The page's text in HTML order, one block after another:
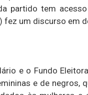
partido tem
fez um discurso em
e o Fundo
e de negros,